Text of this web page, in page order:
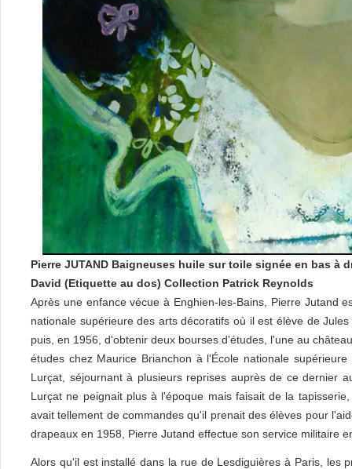
Pierre JUTAND Baigneuses huile sur toile signée en bas à
David (Etiquette au dos) Collection Patrick Reynolds
Après une enfance vécue à Enghien-les-Bains, Pierre Jutand
nationale supérieure des arts décoratifs où il est élève de
puis, en 1956, d'obtenir deux bourses d'études, l'une au
études chez Maurice Brianchon à l'École nationale
Lurçat, séjournant à plusieurs reprises auprès de ce dernier
Lurçat ne peignait plus à l'époque mais faisait de la
avait tellement de commandes qu'il prenait des élèves pour
drapeaux en 1958, Pierre Jutand effectue son service militaire
Alors qu'il est installé dans la rue de Lesdiguières à Paris, les